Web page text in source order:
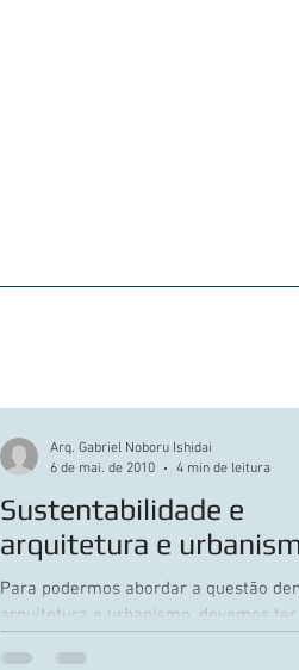
Sustentabilidade e
arquitetura e
Para podermos abordar a questão
arquitetura e urbanismo, devemos
Arq. Gabriel Noboru Ishidai
6 de mai. de 2010
4 min de leitura